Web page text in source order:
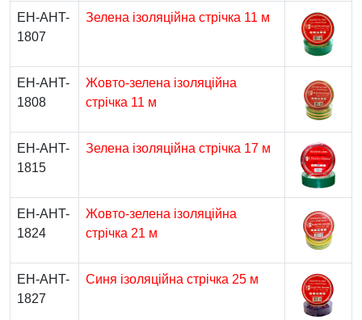
EH-AHT-
1807
Зелена ізоляційна стрічка 11 м
EH-AHT-
1808
Жовто-зелена ізоляційна
стрічка 11 м
EH-AHT-
1815
Зелена ізоляційна стрічка 17 м
EH-AHT-
1824
Жовто-зелена ізоляційна
стрічка 21 м
EH-AHT-
1827
Синя ізоляційна стрічка 25 м